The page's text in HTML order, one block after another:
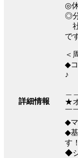
詳細情報
◎
◎
で
＜
◆
♪
★
￣
◆
◆
す！
◆